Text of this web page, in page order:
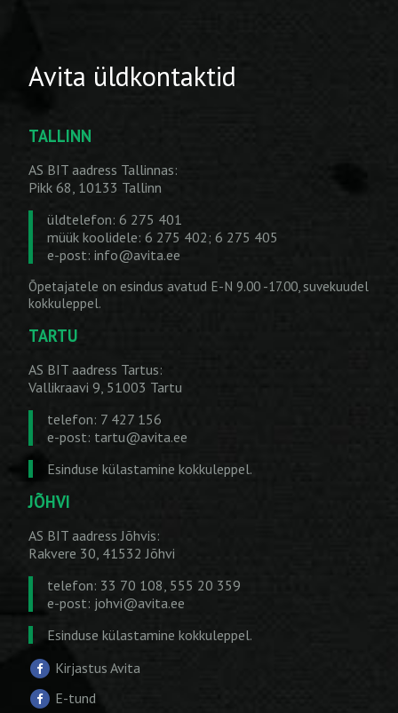
Avita üldkontaktid
TALLINN
AS BIT aadress Tallinnas:
Pikk 68, 10133 Tallinn
üldtelefon: 6 275 401
müük koolidele: 6 275 402; 6 275 405
e-post: info@avita.ee
Õpetajatele on esindus avatud E-N 9.00 -17.00, suvekuudel
kokkuleppel.
TARTU
AS BIT aadress Tartus:
Vallikraavi 9, 51003 Tartu
telefon: 7 427 156
e-post: tartu@avita.ee
Esinduse külastamine kokkuleppel.
JÕHVI
AS BIT aadress Jõhvis:
Rakvere 30, 41532 Jõhvi
telefon: 33 70 108, 555 20 359
e-post: johvi@avita.ee
Esinduse külastamine kokkuleppel.
Kirjastus Avita
E-tund